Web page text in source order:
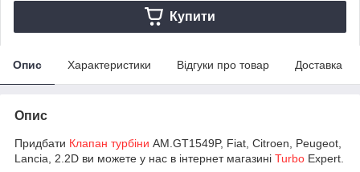
Купити
Опис Характеристики Відгуки про товар Доставка
Опис
Придбати Клапан турбіни AM.GT1549P, Fiat, Citroen, Peugeot,
Lancia, 2.2D ви можете у нас в інтернет магазині Turbo Expert.